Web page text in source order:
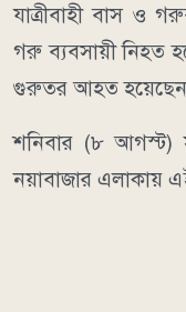
যাত্রীবাহী বাস ও
গরু ব্যবসায়ী নিহত
গুরুতর আহত
শনিবার (৮ আগস্ট)
নয়াবাজার এলাকায়